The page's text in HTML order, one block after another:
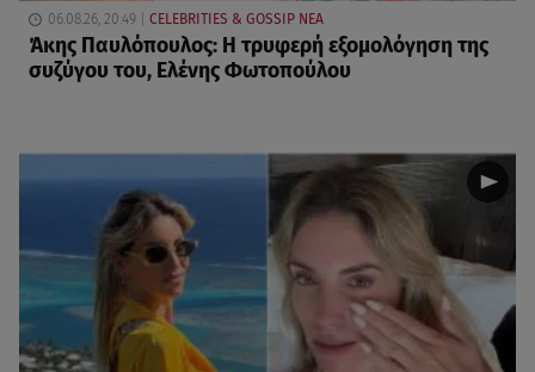
06.08.26, 20:49 CELEBRITIES & GOSSIP ΝΕΑ
Άκης Παυλόπουλος: Η τρυφερή εξομολόγηση της
συζύγου του, Ελένης Φωτοπούλου